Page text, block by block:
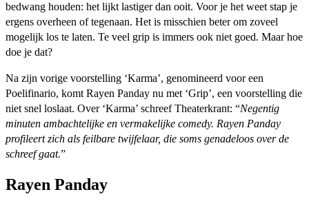
bedwang houden: het lijkt lastiger dan ooit. Voor je het weet stap je
ergens overheen of tegenaan. Het is misschien beter om zoveel
mogelijk los te laten. Te veel grip is immers ook niet goed. Maar hoe
doe je dat?
Na zijn vorige voorstelling ‘Karma’, genomineerd voor een
Poelifinario, komt Rayen Panday nu met ‘Grip’, een voorstelling die
niet snel loslaat. Over ‘Karma’ schreef Theaterkrant: “Negentig
minuten ambachtelijke en vermakelijke comedy. Rayen Panday
profileert zich als feilbare twijfelaar, die soms genadeloos over de
schreef gaat.”
Rayen Panday